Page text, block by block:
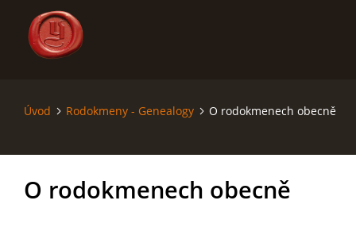
ÚVOD
Úvod Rodokmeny - Genealogy O rodokmenech obecně
O rodokmenech obecně